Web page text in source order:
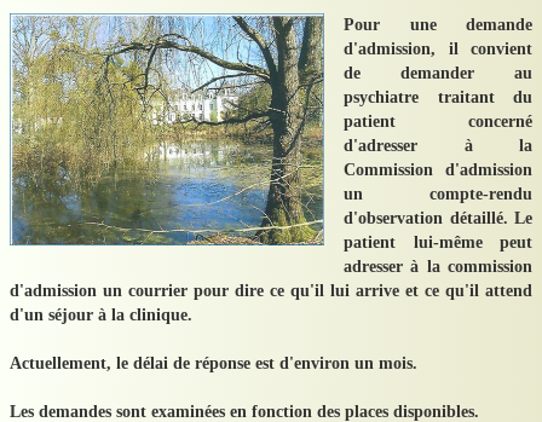
Liens
Certification
Actualités
Galerie Photos
Pour une demande
d'admission, il convient
de demander au
psychiatre traitant du
patient concerné
d'adresser à la
Commission d'admission
un compte-rendu
d'observation détaillé. Le
patient lui-même peut
adresser à la commission
d'admission un courrier pour dire ce qu'il lui arrive et ce qu'il attend
d'un séjour à la clinique.
Actuellement, le délai de réponse est d'environ un mois.
Les demandes sont examinées en fonction des places disponibles.